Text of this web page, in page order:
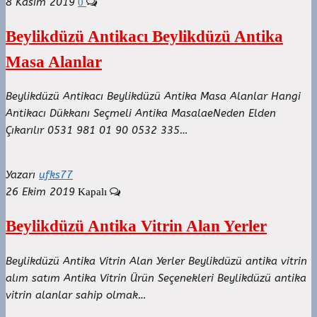
Beylikdüzü Antikacı Beylikdüzü Antika
Masa Alanlar
Beylikdüzü Antikacı Beylikdüzü Antika Masa Alanlar Hangi
Antikacı Dükkanı Seçmeli Antika MasalaeNeden Elden
Çıkarılır 0531 981 01 90 0532 335…
Yazarı ufks77
26 Ekim 2019 Kapalı
Beylikdüzü Antika Vitrin Alan Yerler
Beylikdüzü Antika Vitrin Alan Yerler Beylikdüzü antika vitrin
alım satım Antika Vitrin Ürün Seçenekleri Beylikdüzü antika
vitrin alanlar sahip olmak…